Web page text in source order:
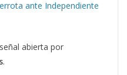
ante Independiente
abierta por
.